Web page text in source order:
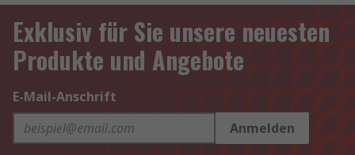
Exklusiv für Sie unsere neuesten
Produkte und Angebote
E-Mail-Anschrift
Anmelden